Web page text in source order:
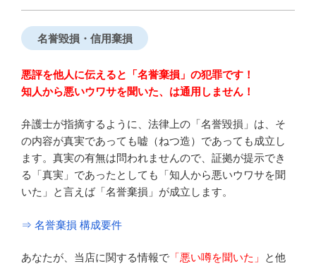
名誉毀損・信用棄損
悪評を他人に伝えると「名誉棄損」の犯罪です！
知人から悪いウワサを聞いた、は通用しません！
弁護士が指摘するように、法律上の「名誉毀損」は、そ
の内容が真実であっても嘘（ねつ造）であっても成立し
ます。真実の有無は問われませんので、証拠が提示でき
る「真実」であったとしても「知人から悪いウワサを聞
いた」と言えば「名誉棄損」が成立します。
⇒ 名誉棄損 構成要件
あなたが、当店に関する情報で 「悪い噂を聞いた」
と他